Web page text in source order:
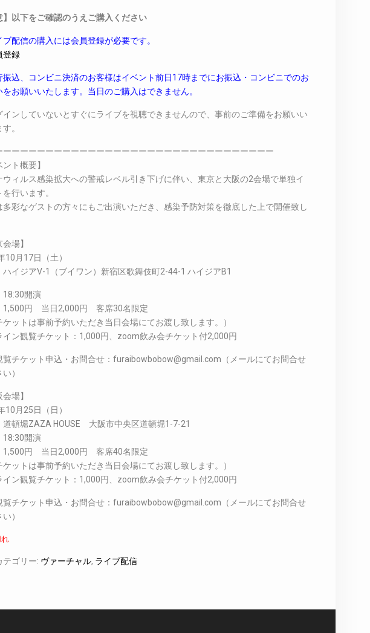
】以下をご確認のうえご購入ください
配信の購入には会員登録が必要です。
登録
込、コンビニ決済のお客様はイベント前日17時までにお振込・コンビニでのお
をお願いいたします。当日のご購入はできません。
ンしていないとすぐにライブを視聴できませんので、事前のご準備をお願いい
。
ーーーーーーーーーーーーーーーーーーーーーーーーーーーーーーーー
ント概要】
ウィルス感染拡大への警戒レベル引き下げに伴い、東京と大阪の2会場で単独イ
行います。
多彩なゲストの方々にもご出演いただき、感染予防対策を徹底した上で開催致し
会場】
10月17日（土）
ハイジアV-1（ブイワン）新宿区歌舞伎町2-44-1 ハイジアB1
18:30開演
1,500円 当日2,000円 客席30名限定
ケットは事前予約いただき当日会場にてお渡し致します。）
イン観覧チケット：1,000円、zoom飲み会チケット付2,000円
覧チケット申込・お問合せ：furaibowbobow@gmail.com（メールにてお問合せ
）
会場】
10月25日（日）
道頓堀ZAZA HOUSE 大阪市中央区道頓堀1-7-21
18:30開演
1,500円 当日2,000円 客席40名限定
ケットは事前予約いただき当日会場にてお渡し致します。）
イン観覧チケット：1,000円、zoom飲み会チケット付2,000円
覧チケット申込・お問合せ：furaibowbobow@gmail.com（メールにてお問合せ
）
テゴリー: ヴァーチャル, ライブ配信